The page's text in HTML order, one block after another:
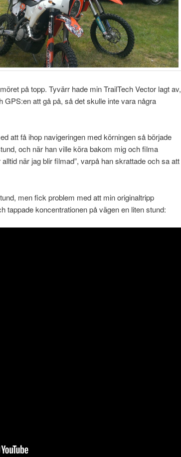
på topp. Tyvärr hade min TrailTech Vector lagt av,
GPS:en att gå på, så det skulle inte vara några
att få ihop navigeringen med körningen så började
och när han ville köra bakom mig och filma
när jag blir filmad”, varpå han skrattade och sa att
men fick problem med att min originaltripp
tappade koncentrationen på vägen en liten stund: